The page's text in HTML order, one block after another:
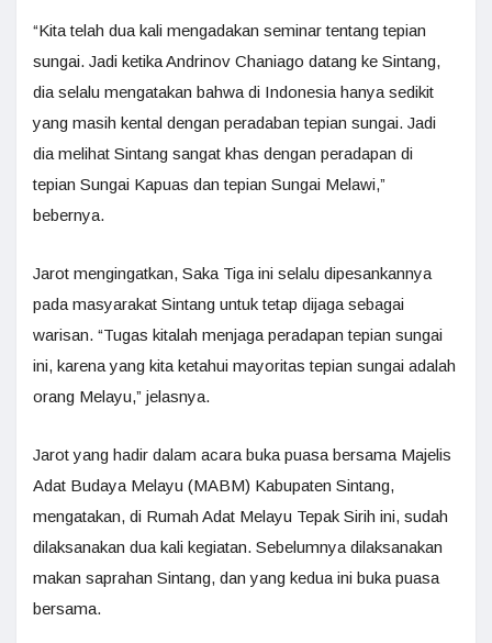
“Kita telah dua kali mengadakan seminar tentang tepian
sungai. Jadi ketika Andrinov Chaniago datang ke Sintang,
dia selalu mengatakan bahwa di Indonesia hanya sedikit
yang masih kental dengan peradaban tepian sungai. Jadi
dia melihat Sintang sangat khas dengan peradapan di
tepian Sungai Kapuas dan tepian Sungai Melawi,”
bebernya.
Jarot mengingatkan, Saka Tiga ini selalu dipesankannya
pada masyarakat Sintang untuk tetap dijaga sebagai
warisan. “Tugas kitalah menjaga peradapan tepian sungai
ini, karena yang kita ketahui mayoritas tepian sungai adalah
orang Melayu,” jelasnya.
Jarot yang hadir dalam acara buka puasa bersama Majelis
Adat Budaya Melayu (MABM) Kabupaten Sintang,
mengatakan, di Rumah Adat Melayu Tepak Sirih ini, sudah
dilaksanakan dua kali kegiatan. Sebelumnya dilaksanakan
makan saprahan Sintang, dan yang kedua ini buka puasa
bersama.